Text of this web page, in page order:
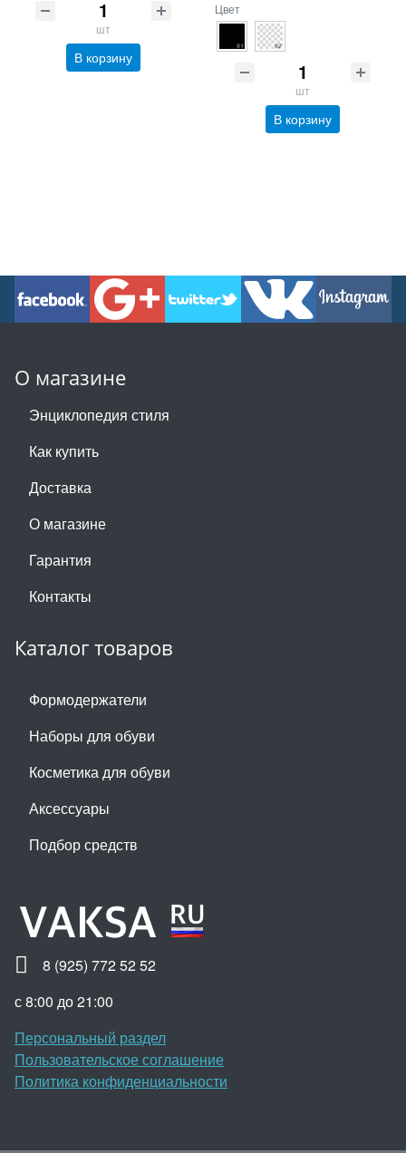
шт
В корзину
Цвет
шт
В корзину
О магазине
Энциклопедия стиля
Как купить
Доставка
О магазине
Гарантия
Контакты
Каталог товаров
Формодержатели
Наборы для обуви
Косметика для обуви
Аксессуары
Подбор средств
8 (925) 772 52 52
с 8:00 до 21:00
Персональный раздел
Пользовательское соглашение
Политика конфиденциальности